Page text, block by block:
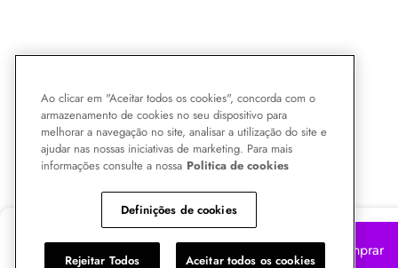
29,90 Comprar
Ao clicar em "Aceitar todos os cookies", concorda com o
armazenamento de cookies no seu dispositivo para
melhorar a navegação no site, analisar a utilização do site e
ajudar nas nossas iniciativas de marketing. Para mais
informações consulte a nossa Politica de cookies
Definições de cookies
Rejeitar Todos Aceitar todos os cookies